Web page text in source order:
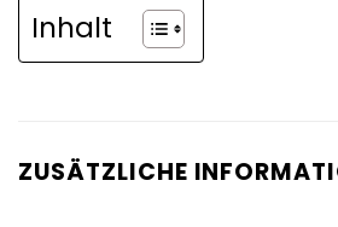
Inhalt
ZUSÄTZLICHE